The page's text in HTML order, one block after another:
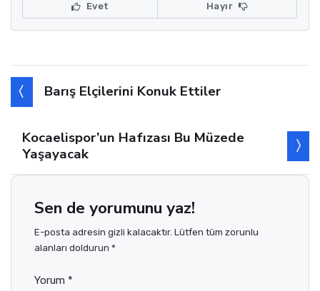
Evet Hayır
Barış Elçilerini Konuk Ettiler
Kocaelispor’un Hafızası Bu Müzede
Yaşayacak
Sen de yorumunu yaz!
E-posta adresin gizli kalacaktır. Lütfen tüm zorunlu
alanları doldurun *
Yorum *